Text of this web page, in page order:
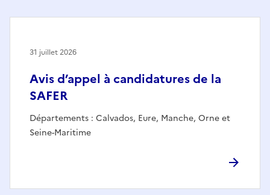
Avis d’appel à candidatures de la
SAFER
Départements : Calvados, Eure, Manche, Orne et
Seine-Maritime
31 juillet 2026